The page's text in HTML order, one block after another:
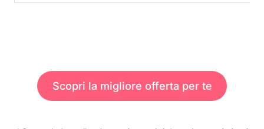
Scopri la migliore offerta per te